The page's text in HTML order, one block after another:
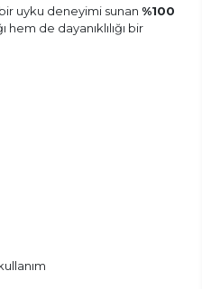
uyku deneyimi sunan %100
hem de dayanıklılığı bir